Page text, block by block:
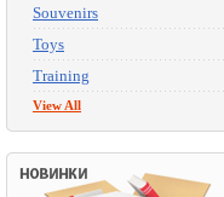
Souvenirs
Toys
Training
View All